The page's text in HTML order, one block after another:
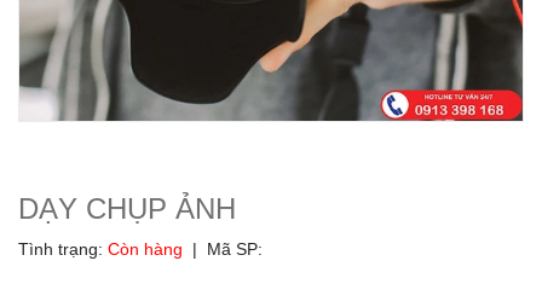
DẠY CHỤP ẢNH
Tình trạng: Còn hàng | Mã SP: